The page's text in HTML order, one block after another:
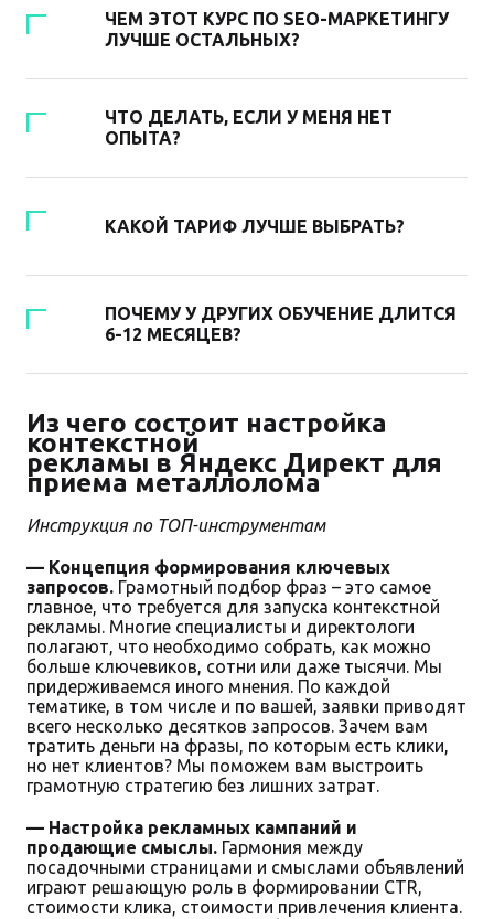
ЧЕМ ЭТОТ КУРС ПО SEO-МАРКЕТИНГУ
ЛУЧШЕ ОСТАЛЬНЫХ?
ЧТО ДЕЛАТЬ, ЕСЛИ У МЕНЯ НЕТ
ОПЫТА?
КАКОЙ ТАРИФ ЛУЧШЕ ВЫБРАТЬ?
ПОЧЕМУ У ДРУГИХ ОБУЧЕНИЕ ДЛИТСЯ
6-12 МЕСЯЦЕВ?
Из чего состоит настройка
контекстной
рекламы в Яндекс Директ для
приема металлолома
Инструкция по ТОП-инструментам
— Концепция формирования ключевых
запросов. Грамотный подбор фраз – это самое
главное, что требуется для запуска контекстной
рекламы. Многие специалисты и директологи
полагают, что необходимо собрать, как можно
больше ключевиков, сотни или даже тысячи. Мы
придерживаемся иного мнения. По каждой
тематике, в том числе и по вашей, заявки приводят
всего несколько десятков запросов. Зачем вам
тратить деньги на фразы, по которым есть клики,
но нет клиентов? Мы поможем вам выстроить
грамотную стратегию без лишних затрат.
— Настройка рекламных кампаний и
продающие смыслы. Гармония между
посадочными страницами и смыслами объявлений
играют решающую роль в формировании CTR,
стоимости клика, стоимости привлечения клиента.